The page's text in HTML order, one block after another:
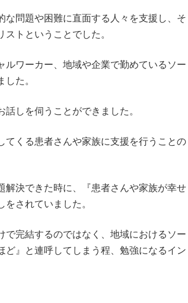
な問題や困難に直面する人々を支援し、そ
トということでした。
ルワーカー、地域や企業で勤めているソー
た。
しを伺うことができました。
てくる患者さんや家族に支援を行うことの
解決できた時に、『患者さんや家族が幸せ
されていました。
完結するのではなく、地域におけるソー
ど』と連呼してしまう程、勉強になるイン